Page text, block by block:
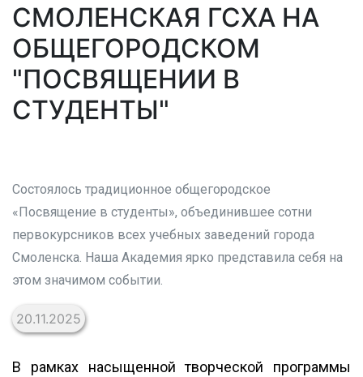
СМОЛЕНСКАЯ ГСХА НА
ОБЩЕГОРОДСКОМ
"ПОСВЯЩЕНИИ В
СТУДЕНТЫ"
Состоялось традиционное общегородское
«Посвящение в студенты», объединившее сотни
первокурсников всех учебных заведений города
Смоленска. Наша Академия ярко представила себя на
этом значимом событии.
20.11.2025
В рамках насыщенной творческой программы